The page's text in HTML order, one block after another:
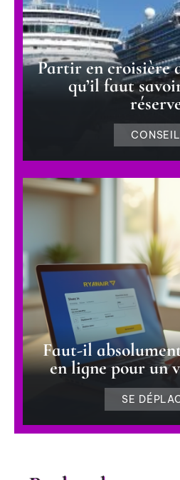
Partir en croisière
qu’il faut
Faut-il
en ligne pour un
SE